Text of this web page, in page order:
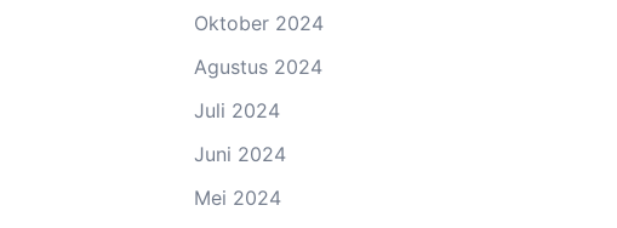
Oktober 2024
Agustus 2024
Juli 2024
Juni 2024
Mei 2024